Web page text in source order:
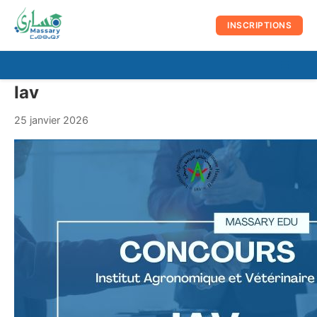
contenu
INSCRIPTIONS
Iav
25 janvier 2026